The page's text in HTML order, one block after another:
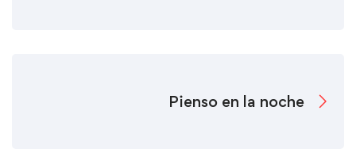
Pienso en la noche